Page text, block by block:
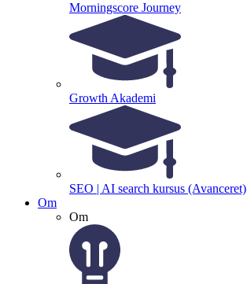
Morningscore Journey
Growth Akademi
SEO | AI search kursus (Avanceret)
Om
Om